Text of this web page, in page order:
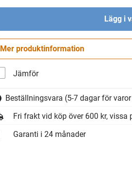
Lägg i
Mer produktinformation
Jämför
Beställningsvara (5-7 dagar för
Fri frakt vid köp över 600 kr, vissa
Garanti i 24 månader